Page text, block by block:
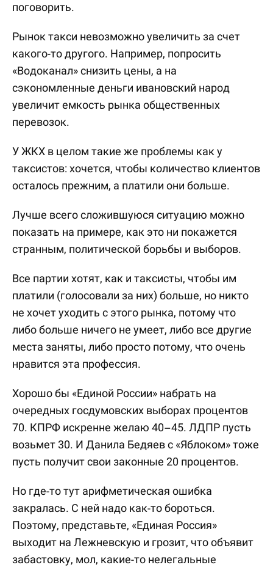
поговорить.
Рынок такси невозможно увеличить за счет
какого-то другого. Например, попросить
«Водоканал» снизить цены, а на
сэкономленные деньги ивановский народ
увеличит емкость рынка общественных
перевозок.
У ЖКХ в целом такие же проблемы как у
таксистов: хочется, чтобы количество клиентов
осталось прежним, а платили они больше.
Лучше всего сложившуюся ситуацию можно
показать на примере, как это ни покажется
странным, политической борьбы и выборов.
Все партии хотят, как и таксисты, чтобы им
платили (голосовали за них) больше, но никто
не хочет уходить с этого рынка, потому что
либо больше ничего не умеет, либо все другие
места заняты, либо просто потому, что очень
нравится эта профессия.
Хорошо бы «Единой России» набрать на
очередных госдумовских выборах процентов
70. КПРФ искренне желаю 40–45. ЛДПР пусть
возьмет 30. И Данила Бедяев с «Яблоком» тоже
пусть получит свои законные 20 процентов.
Но где-то тут арифметическая ошибка
закралась. С ней надо как-то бороться.
Поэтому, представьте, «Единая Россия»
выходит на Лежневскую и грозит, что объявит
забастовку, мол, какие-то нелегальные